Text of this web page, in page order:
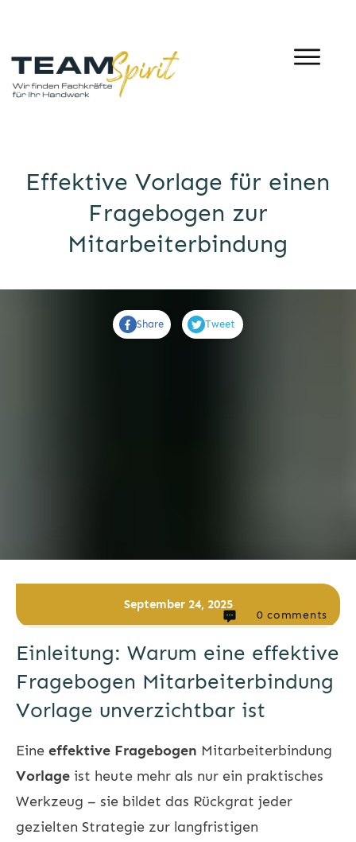
Effektive Vorlage für einen
Fragebogen zur
Mitarbeiterbindung
Share Tweet
September 24, 2025
0 comments
Einleitung: Warum eine effektive
Fragebogen Mitarbeiterbindung
Vorlage unverzichtbar ist
Eine effektive Fragebogen Mitarbeiterbindung
Vorlage ist heute mehr als nur ein praktisches
Werkzeug – sie bildet das Rückgrat jeder
gezielten Strategie zur langfristigen